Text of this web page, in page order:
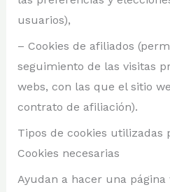
usuarios),
– Cookies de afiliados
seguimiento de las visitas
webs, con las que el sitio
contrato de afiliación).
Tipos de cookies utilizadas
Cookies necesarias
Ayudan a hacer una